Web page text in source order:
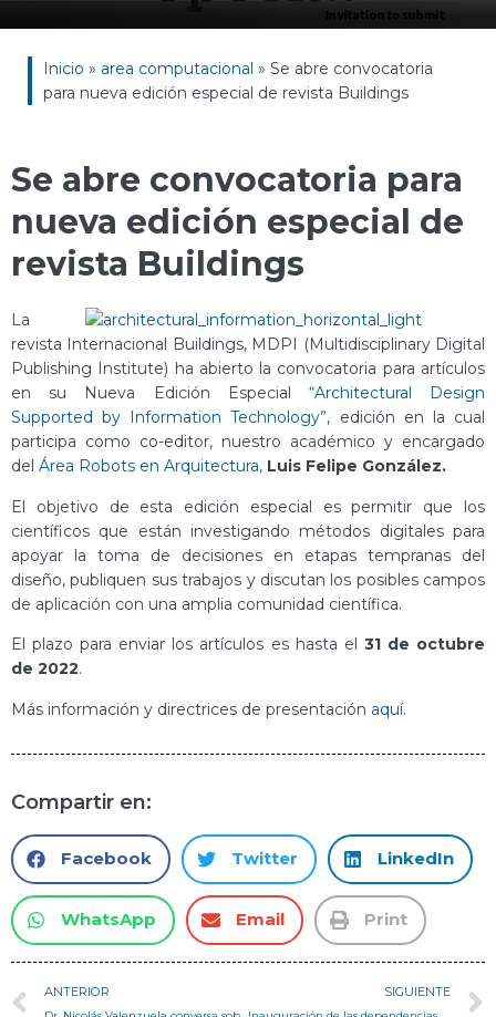
Inicio » area computacional » Se abre convocatoria
para nueva edición especial de revista Buildings
Se abre convocatoria para
nueva edición especial de
revista Buildings
La
revista Internacional Buildings, MDPI (Multidisciplinary Digital
Publishing Institute) ha abierto la convocatoria para artículos
en su Nueva Edición Especial “Architectural Design
Supported by Information Technology”, edición en la cual
participa como co-editor, nuestro académico y encargado
del Área Robots en Arquitectura, Luis Felipe González.
El objetivo de esta edición especial es permitir que los
científicos que están investigando métodos digitales para
apoyar la toma de decisiones en etapas tempranas del
diseño, publiquen sus trabajos y discutan los posibles campos
de aplicación con una amplia comunidad científica.
El plazo para enviar los artículos es hasta el 31 de octubre
de 2022.
Más información y directrices de presentación aquí.
Compartir en:
Facebook Twitter LinkedIn
WhatsApp Email Print
ANTERIOR SIGUIENTE